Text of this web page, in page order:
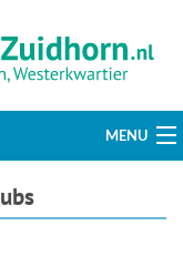
MENU